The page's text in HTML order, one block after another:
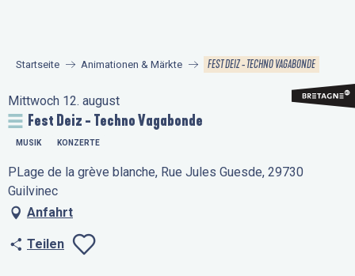
principal
Startseite Animationen & Märkte FEST DEIZ - TECHNO VAGABONDE
Mittwoch 12. august
Fest Deiz - Techno Vagabonde
MUSIK KONZERTE
PLage de la grève blanche, Rue Jules Guesde, 29730
Guilvinec
Anfahrt
Teilen